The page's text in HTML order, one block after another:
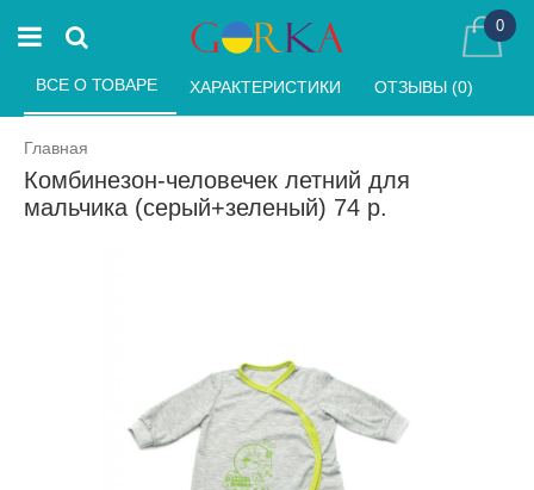
0
Главная
Комбинезон-человечек летний для
мальчика (серый+зеленый) 74 р.
ВСЕ О ТОВАРЕ ХАРАКТЕРИСТИКИ ОТЗЫВЫ (0)